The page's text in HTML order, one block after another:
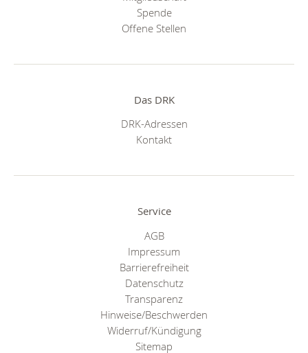
Spende
Offene Stellen
Das DRK
DRK-Adressen
Kontakt
Service
AGB
Impressum
Barrierefreiheit
Datenschutz
Transparenz
Hinweise/Beschwerden
Widerruf/Kündigung
Sitemap